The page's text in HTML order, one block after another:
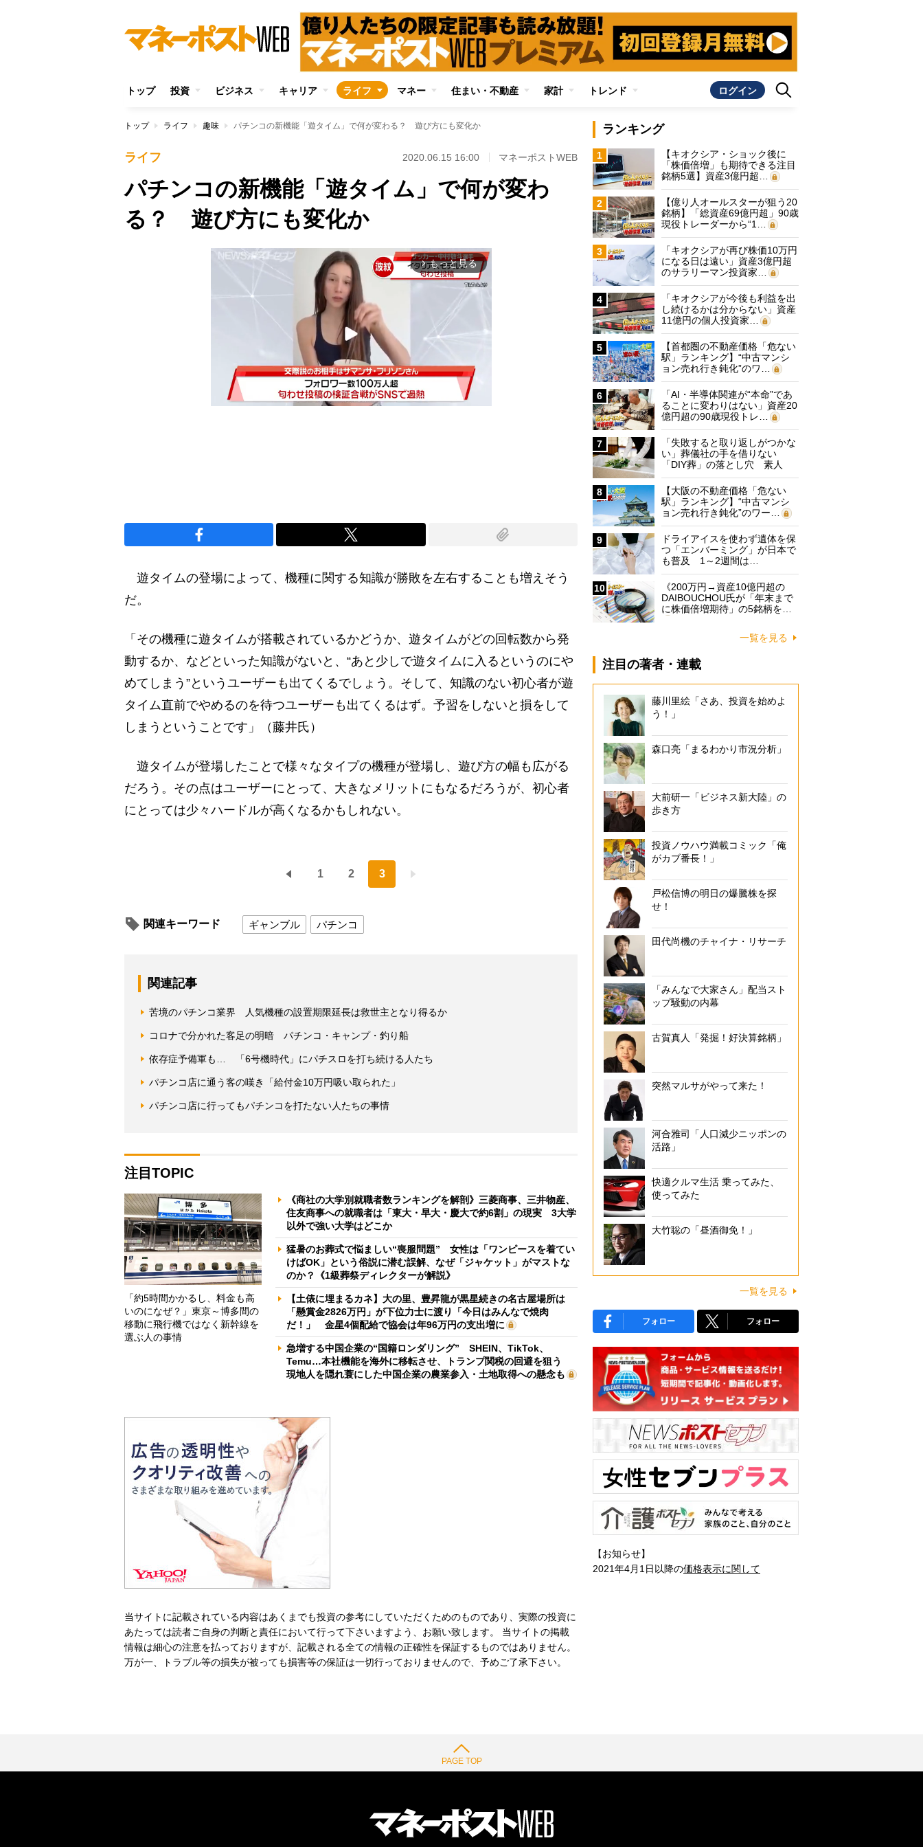
トップ 投資 ビジネス キャリア ライフ マネー 住まい・不動産 家計 トレンド ログイン
トップ ライフ 趣味 パチンコの新機能「遊タイム」で何が変わる？ 遊び方にも変化か
ライフ 2020.06.15 16:00 マネーポストWEB
パチンコの新機能「遊タイム」で何が変わ
る？ 遊び方にも変化か
arrow_forward_ios もっと見る
遊タイムの登場によって、機種に関する知識が勝敗を左右することも増えそう
だ。
「その機種に遊タイムが搭載されているかどうか、遊タイムがどの回転数から発
動するか、などといった知識がないと、“あと少しで遊タイムに入るというのにや
めてしまう”というユーザーも出てくるでしょう。そして、知識のない初心者が遊
タイム直前でやめるのを待つユーザーも出てくるはず。予習をしないと損をして
しまうということです」（藤井氏）
遊タイムが登場したことで様々なタイプの機種が登場し、遊び方の幅も広がる
だろう。その点はユーザーにとって、大きなメリットにもなるだろうが、初心者
にとっては少々ハードルが高くなるかもしれない。
1 2 3
関連キーワード ギャンブル パチンコ
関連記事
苦境のパチンコ業界 人気機種の設置期限延長は救世主となり得るか
コロナで分かれた客足の明暗 パチンコ・キャンプ・釣り船
依存症予備軍も… 「6号機時代」にパチスロを打ち続ける人たち
パチンコ店に通う客の嘆き「給付金10万円吸い取られた」
パチンコ店に行ってもパチンコを打たない人たちの事情
注目TOPIC
「約5時間かかるし、料金も高
いのになぜ？」東京～博多間の
移動に飛行機ではなく新幹線を
選ぶ人の事情
《商社の大学別就職者数ランキングを解剖》三菱商事、三井物産、
住友商事への就職者は「東大・早大・慶大で約6割」の現実 3大学
以外で強い大学はどこか
猛暑のお葬式で悩ましい“喪服問題” 女性は「ワンピースを着てい
けばOK」という俗説に潜む誤解、なぜ「ジャケット」がマストな
のか？《1級葬祭ディレクターが解説》
【土俵に埋まるカネ】大の里、豊昇龍が黒星続きの名古屋場所は
「懸賞金2826万円」が下位力士に渡り「今日はみんなで焼肉
だ！」 金星4個配給で協会は年96万円の支出増に
急増する中国企業の“国籍ロンダリング” SHEIN、TikTok、
Temu…本社機能を海外に移転させ、トランプ関税の回避を狙う
現地人を隠れ蓑にした中国企業の農業参入・土地取得への懸念も
当サイトに記載されている内容はあくまでも投資の参考にしていただくためのものであり、実際の投資に
あたっては読者ご自身の判断と責任において行って下さいますよう、お願い致します。 当サイトの掲載
情報は細心の注意を払っておりますが、記載される全ての情報の正確性を保証するものではありません。
万が一、トラブル等の損失が被っても損害等の保証は一切行っておりませんので、予めご了承下さい。
ランキング
1
【キオクシア・ショック後に
「株価倍増」も期待できる注目
銘柄5選】資産3億円超…
2
【億り人オールスターが狙う20
銘柄】「総資産69億円超」90歳
現役トレーダーから“1…
3
「キオクシアが再び株価10万円
になる日は遠い」資産3億円超
のサラリーマン投資家…
4
「キオクシアが今後も利益を出
し続けるかは分からない」資産
11億円の個人投資家…
5
【首都圏の不動産価格「危ない
駅」ランキング】“中古マンシ
ョン売れ行き鈍化”のワ…
6
「AI・半導体関連が“本命”であ
ることに変わりはない」資産20
億円超の90歳現役トレ…
7
「失敗すると取り返しがつかな
い」葬儀社の手を借りない
「DIY葬」の落とし穴 素人
に…
8
【大阪の不動産価格「危ない
駅」ランキング】“中古マンシ
ョン売れ行き鈍化”のワー…
9
ドライアイスを使わず遺体を保
つ「エンバーミング」が日本で
も普及 1～2週間は…
10
《200万円→資産10億円超の
DAIBOUCHOU氏が「年末まで
に株価倍増期待」の5銘柄を…
一覧を見る
注目の著者・連載
藤川里絵「さあ、投資を始めよ
う！」
森口亮「まるわかり市況分析」
大前研一「ビジネス新大陸」の
歩き方
投資ノウハウ満載コミック「俺
がカブ番長！」
戸松信博の明日の爆騰株を探
せ！
田代尚機のチャイナ・リサーチ
「みんなで大家さん」配当スト
ップ騒動の内幕
古賀真人「発掘！好決算銘柄」
突然マルサがやって来た！
河合雅司「人口減少ニッポンの
活路」
快適クルマ生活 乗ってみた、
使ってみた
大竹聡の「昼酒御免！」
一覧を見る
フォロー フォロー
【お知らせ】
2021年4月1日以降の価格表示に関して
PAGE TOP